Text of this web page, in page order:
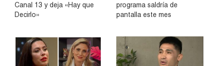
Canal 13 y deja «Hay que
Decirlo»
programa saldría de
pantalla este mes